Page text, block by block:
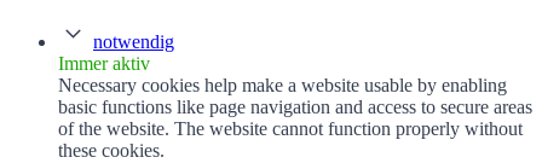
notwendig
Immer aktiv
Necessary cookies help make a website usable by enabling
basic functions like page navigation and access to secure areas
of the website. The website cannot function properly without
these cookies.